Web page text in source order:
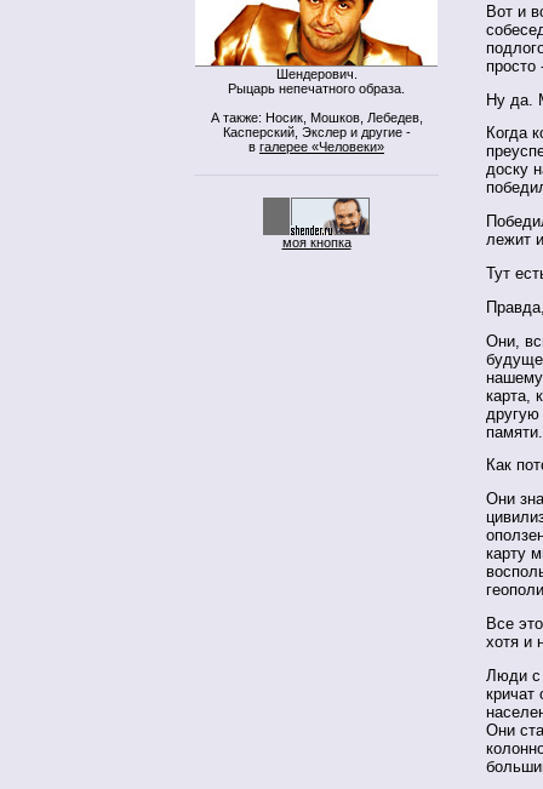
Шендерович.
Рыцарь непечатного образа.
А также: Носик, Мошков, Лебедев,
Касперский, Экслер и другие -
в галерее «Человеки»
моя кнопка
Вот и
просто
Ну да.
Когда
доску
лежит
Тут
Они,
карта,
другую
памяти.
Как
Они
карту
Все
хотя и
Люди с
кричат
Они